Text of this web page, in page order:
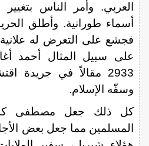
العربي. وأمر الناس
أسماء طورانية. وأطلق
فجشع على التعرض له علانية
على سبيل المثال أحمد
2933 مقالاً في جريدة
وسفّه الإسلام.
كل ذلك جعل مصطفى
المسلمين مما جعل بعض